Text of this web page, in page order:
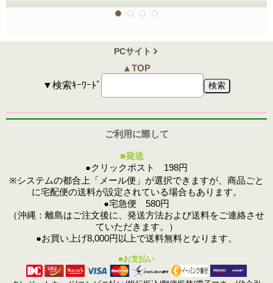
PCサイト
▲TOP
▼検索ｷｰﾜｰﾄﾞ
ご利用に際して
■発送
●クリックポスト 198円
※システムの都合上「メール便」が選択できますが、商品ごと
に宅配便の送料が設定されている場合もあります。
●宅急便 580円
（沖縄：離島はご注文後に、発送方法および送料をご連絡させ
ていただきます。）
●お買い上げ8,000円以上で送料無料となります。
■お支払い